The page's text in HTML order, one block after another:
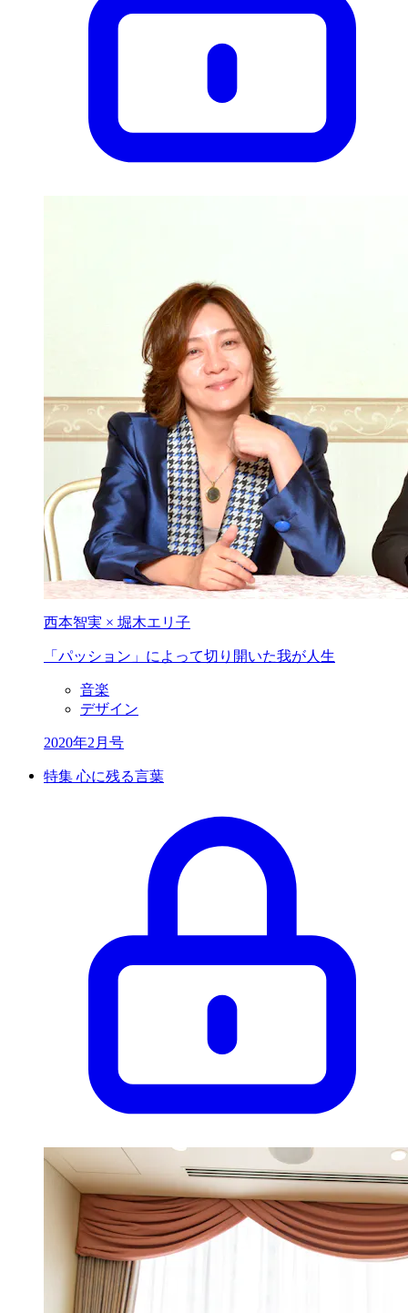
西本智実 × 堀木エリ子
「パッション」によって切り開いた我が人生
音楽
デザイン
2020年2月号
特集 心に残る言葉